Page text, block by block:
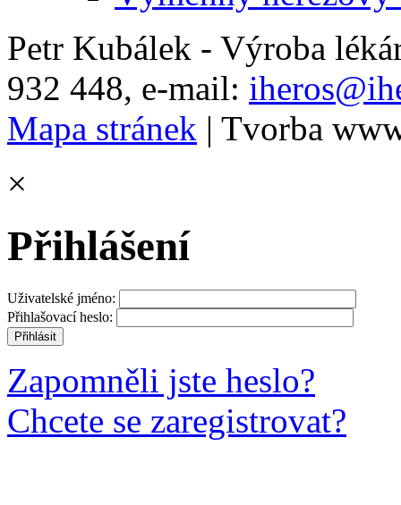
Petr Kubálek - Výroba
932 448, e-mail:
Mapa stránek | Tvorba
×
Přihlášení
Uživatelské jméno:
Přihlašovací heslo:
Zapomněli jste heslo?
Chcete se zaregistrovat?